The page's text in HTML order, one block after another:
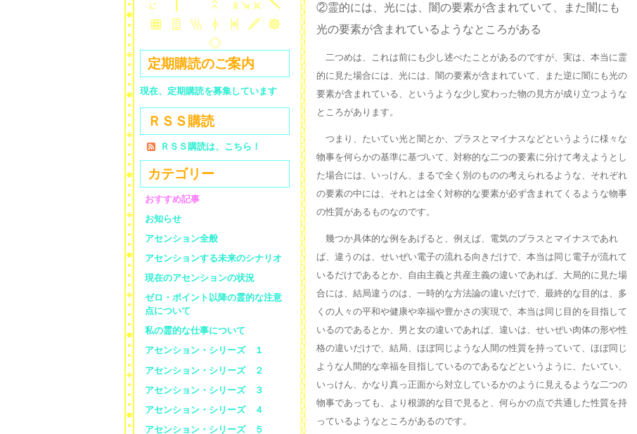
②霊的には、光には、闇の要素が含まれていて、また闇にも
光の要素が含まれているようなところがある
二つめは、これは前にも少し述べたことがあるのですが、実は、本当に霊
的に見た場合には、光には、闇の要素が含まれていて、また逆に闇にも光の
要素が含まれている、というような少し変わった物の見方が成り立つような
ところがあります。
つまり、たいてい光と闇とか、プラスとマイナスなどというように様々な
物事を何らかの基準に基づいて、対称的な二つの要素に分けて考えようとし
た場合には、いっけん、まるで全く別のものの考えられるような、それぞれ
の要素の中には、それとは全く対称的な要素が必ず含まれてくるような物事
の性質があるものなのです。
幾つか具体的な例をあげると、例えば、電気のプラスとマイナスであれ
ば、違うのは、せいぜい電子の流れる向きだけで、本当は同じ電子が流れて
いるだけであるとか、自由主義と共産主義の違いであれば、大局的に見た場
合には、結局違うのは、一時的な方法論の違いだけで、最終的な目的は、多
くの人々の平和や健康や幸福や豊かさの実現で、本当は同じ目的を目指して
いるのであるとか、男と女の違いであれば、違いは、せいぜい肉体の形や性
格の違いだけで、結局、ほぼ同じような人間の性質を持っていて、ほぼ同じ
ような人間的な幸福を目指しているのであるなどというように、たいてい、
いっけん、かなり真っ正面から対立しているかのように見えるような二つの
物事であっても、より根源的な目で見ると、何らかの点で共通した性質を持
っているようなところがあるのです。
定期購読のご案内
現在、定期購読を募集しています
ＲＳＳ購読
ＲＳＳ購読は、こちら！
カテゴリー
おすすめ記事
お知らせ
アセンション全般
アセンションする未来のシナリオ
現在のアセンションの状況
ゼロ・ポイント以降の霊的な注意
点について
私の霊的な仕事について
アセンション・シリーズ １
アセンション・シリーズ ２
アセンション・シリーズ ３
アセンション・シリーズ ４
アセンション・シリーズ ５